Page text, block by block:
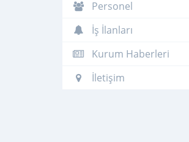
Personel
İş İlanları
Kurum Haberleri
İletişim